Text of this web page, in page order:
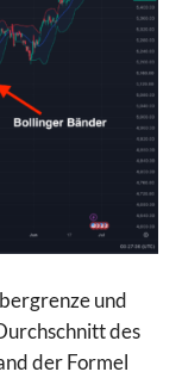
und
des
der Formel